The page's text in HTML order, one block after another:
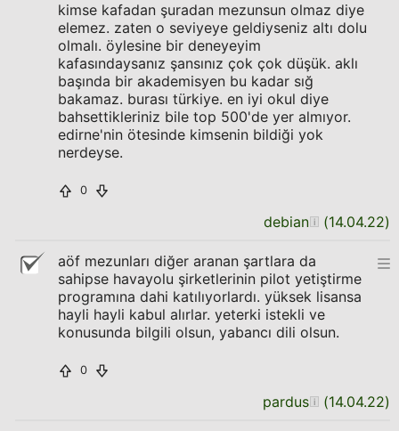
kimse kafadan şuradan mezunsun olmaz diye
elemez. zaten o seviyeye geldiyseniz altı dolu
olmalı. öylesine bir deneyeyim
kafasındaysanız şansınız çok çok düşük. aklı
başında bir akademisyen bu kadar sığ
bakamaz. burası türkiye. en iyi okul diye
bahsettikleriniz bile top 500'de yer almıyor.
edirne'nin ötesinde kimsenin bildiği yok
nerdeyse.
0
debian (14.04.22)
aöf mezunları diğer aranan şartlara da
sahipse havayolu şirketlerinin pilot yetiştirme
programına dahi katılıyorlardı. yüksek lisansa
hayli hayli kabul alırlar. yeterki istekli ve
konusunda bilgili olsun, yabancı dili olsun.
0
pardus (14.04.22)